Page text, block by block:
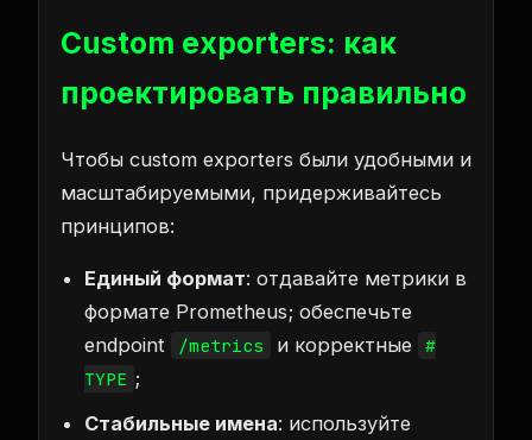
Custom exporters: как
проектировать правильно
Чтобы custom exporters были удобными и
масштабируемыми, придерживайтесь
принципов:
Единый формат: отдавайте метрики в
формате Prometheus; обеспечьте
endpoint
/metrics и корректные #
TYPE ;
Стабильные имена: используйте